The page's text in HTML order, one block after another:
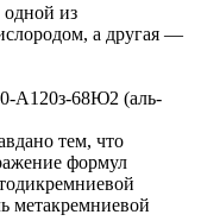
из
а другая —
А120з-68Ю2 (аль-
тем, что
формул
метакремниевой